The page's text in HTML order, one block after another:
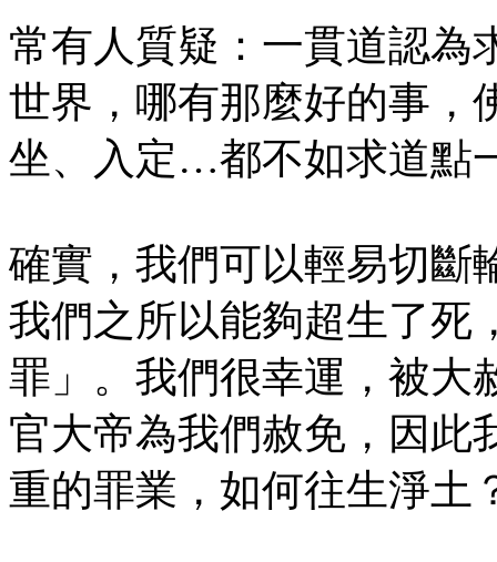
常有人質疑：一貫道認為
世界，哪有那麼好的事，
坐、入定…都不如求道點
確實，我們可以輕易切斷
我們之所以能夠超生了死
罪」。我們很幸運，被大
官大帝為我們赦免，因此
重的罪業，如何往生淨土